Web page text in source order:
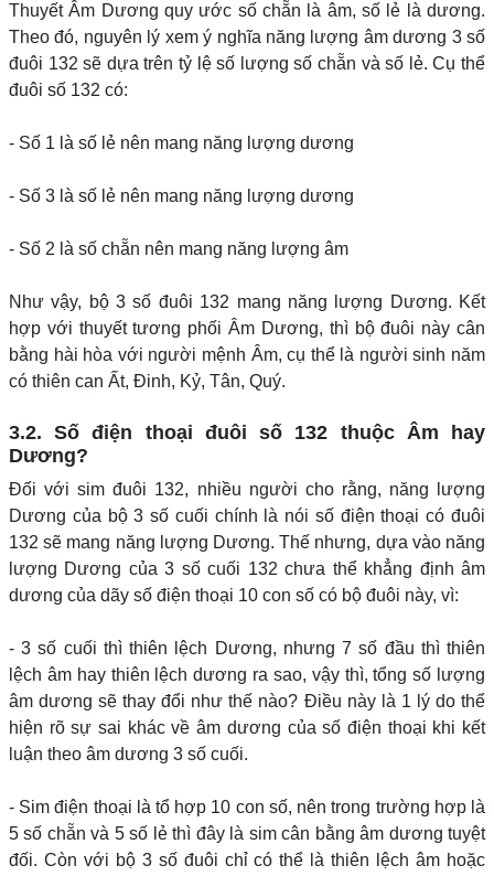
Thuyết Âm Dương quy ước số chẵn là âm, số lẻ là dương.
Theo đó, nguyên lý xem ý nghĩa năng lượng âm dương 3 số
đuôi 132 sẽ dựa trên tỷ lệ số lượng số chẵn và số lẻ. Cụ thể
đuôi số 132 có:
- Số 1 là số lẻ nên mang năng lượng dương
- Số 3 là số lẻ nên mang năng lượng dương
- Số 2 là số chẵn nên mang năng lượng âm
Như vậy, bộ 3 số đuôi 132 mang năng lượng Dương. Kết
hợp với thuyết tương phối Âm Dương, thì bộ đuôi này cân
bằng hài hòa với người mệnh Âm, cụ thể là người sinh năm
có thiên can Ất, Đinh, Kỷ, Tân, Quý.
3.2. Số điện thoại đuôi số 132 thuộc Âm hay
Dương?
Đối với sim đuôi 132, nhiều người cho rằng, năng lượng
Dương của bộ 3 số cuối chính là nói số điện thoại có đuôi
132 sẽ mang năng lượng Dương. Thế nhưng, dựa vào năng
lượng Dương của 3 số cuối 132 chưa thể khẳng định âm
dương của dãy số điện thoại 10 con số có bộ đuôi này, vì:
- 3 số cuối thì thiên lệch Dương, nhưng 7 số đầu thì thiên
lệch âm hay thiên lệch dương ra sao, vậy thì, tổng số lượng
âm dương sẽ thay đổi như thế nào? Điều này là 1 lý do thể
hiện rõ sự sai khác về âm dương của số điện thoại khi kết
luận theo âm dương 3 số cuối.
- Sim điện thoại là tổ hợp 10 con số, nên trong trường hợp là
5 số chẵn và 5 số lẻ thì đây là sim cân bằng âm dương tuyệt
đối. Còn với bộ 3 số đuôi chỉ có thể là thiên lệch âm hoặc